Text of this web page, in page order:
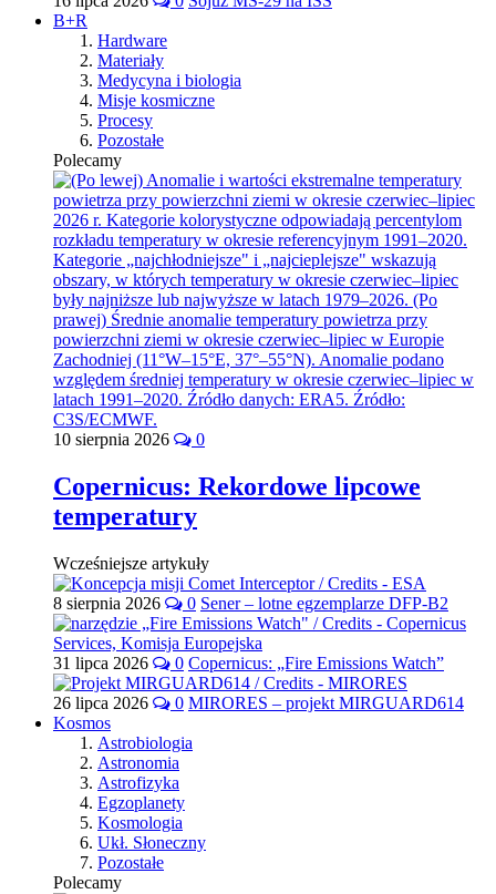
B+R
Hardware
Materiały
Medycyna i biologia
Misje kosmiczne
Procesy
Pozostałe
Polecamy
10 sierpnia 2026 0
Copernicus: Rekordowe lipcowe
temperatury
Wcześniejsze artykuły
8 sierpnia 2026 0 Sener – lotne egzemplarze DFP-B2
31 lipca 2026 0 Copernicus: „Fire Emissions Watch”
26 lipca 2026 0 MIRORES – projekt MIRGUARD614
Kosmos
Astrobiologia
Astronomia
Astrofizyka
Egzoplanety
Kosmologia
Ukł. Słoneczny
Pozostałe
Polecamy